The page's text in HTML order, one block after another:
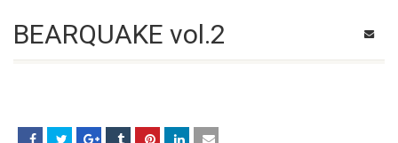
BEARQUAKE vol.2